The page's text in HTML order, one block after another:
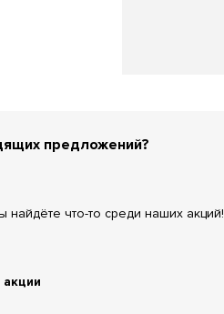
предложений?
найдёте что-то среди наших акций!